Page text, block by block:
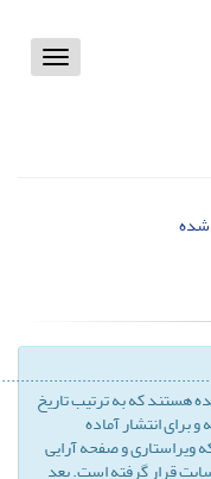
Toggle
شده
هستند که به ترتیب تاریخ
برای انتشار آماده
و صفحه آرایی
قرار گرفته است. بعد